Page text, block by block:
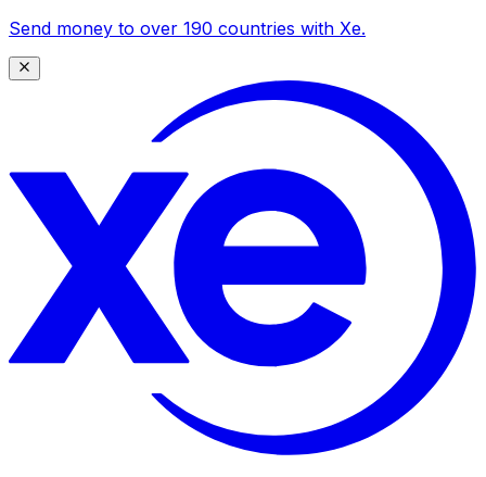
Send money to over 190 countries with Xe.